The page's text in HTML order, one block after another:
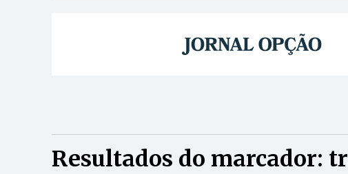
Resultados do marcador: